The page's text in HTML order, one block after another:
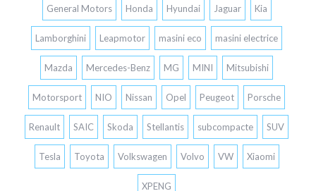
General Motors Honda Hyundai Jaguar Kia
Lamborghini Leapmotor masini eco masini electrice
Mazda Mercedes-Benz MG MINI Mitsubishi
Motorsport NIO Nissan Opel Peugeot Porsche
Renault SAIC Skoda Stellantis subcompacte SUV
Tesla Toyota Volkswagen Volvo VW Xiaomi
XPENG